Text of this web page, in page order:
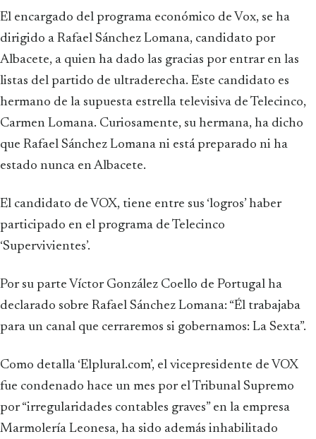
El encargado del programa económico de Vox, se ha
dirigido a Rafael Sánchez Lomana, candidato por
Albacete, a quien ha dado las gracias por entrar en las
listas del partido de ultraderecha. Este candidato es
hermano de la supuesta estrella televisiva de Telecinco,
Carmen Lomana. Curiosamente, su hermana, ha dicho
que Rafael Sánchez Lomana ni está preparado ni ha
estado nunca en Albacete.
El candidato de VOX, tiene entre sus ‘logros’ haber
participado en el programa de Telecinco
‘Supervivientes’.
Por su parte Víctor González Coello de Portugal ha
declarado sobre Rafael Sánchez Lomana: “Él trabajaba
para un canal que cerraremos si gobernamos: La Sexta”.
Como detalla ‘Elplural.com’, el vicepresidente de VOX
fue condenado hace un mes por el Tribunal Supremo
por “irregularidades contables graves” en la empresa
Marmolería Leonesa, ha sido además inhabilitado